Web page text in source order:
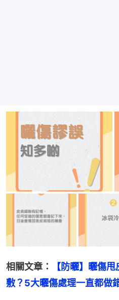
相關文章：
【防曬】曬傷
敷？5大曬傷處理一直都做